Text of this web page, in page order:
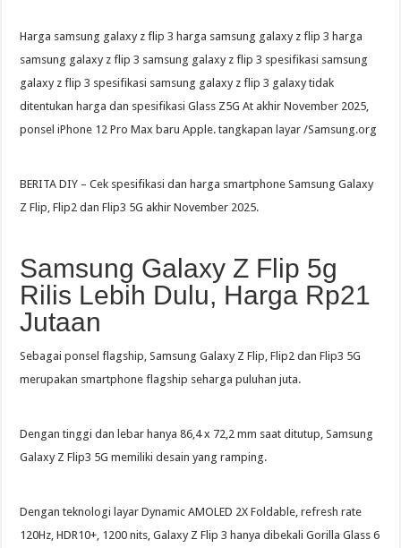
Harga samsung galaxy z flip 3 harga samsung galaxy z flip 3 harga
samsung galaxy z flip 3 samsung galaxy z flip 3 spesifikasi samsung
galaxy z flip 3 spesifikasi samsung galaxy z flip 3 galaxy tidak
ditentukan harga dan spesifikasi Glass Z5G At akhir November 2025,
ponsel iPhone 12 Pro Max baru Apple. tangkapan layar /Samsung.org
BERITA DIY – Cek spesifikasi dan harga smartphone Samsung Galaxy
Z Flip, Flip2 dan Flip3 5G akhir November 2025.
Samsung Galaxy Z Flip 5g
Rilis Lebih Dulu, Harga Rp21
Jutaan
Sebagai ponsel flagship, Samsung Galaxy Z Flip, Flip2 dan Flip3 5G
merupakan smartphone flagship seharga puluhan juta.
Dengan tinggi dan lebar hanya 86,4 x 72,2 mm saat ditutup, Samsung
Galaxy Z Flip3 5G memiliki desain yang ramping.
Dengan teknologi layar Dynamic AMOLED 2X Foldable, refresh rate
120Hz, HDR10+, 1200 nits, Galaxy Z Flip 3 hanya dibekali Gorilla Glass 6